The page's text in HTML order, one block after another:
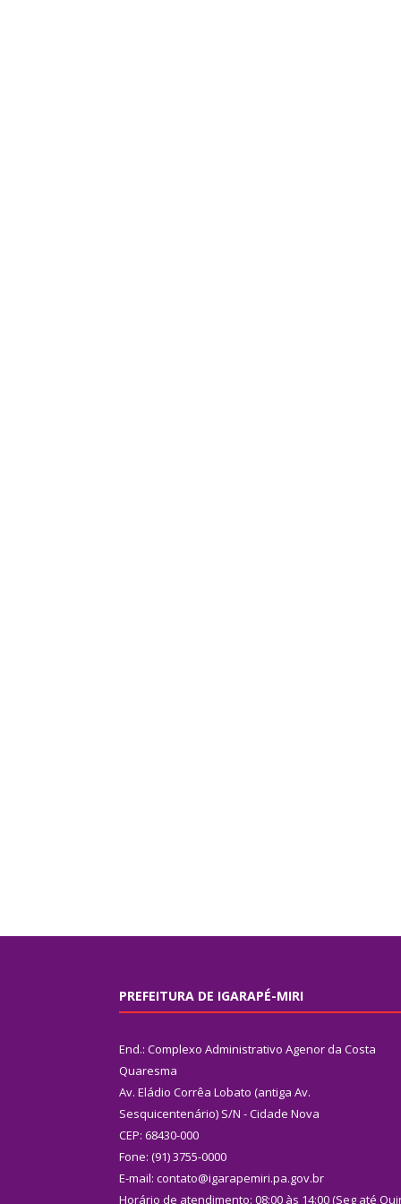
PREFEITURA DE IGARAPÉ-MIRI
End.: Complexo Administrativo Agenor da Costa
Quaresma
Av. Eládio Corrêa Lobato (antiga Av.
Sesquicentenário) S/N - Cidade Nova
CEP: 68430-000
Fone: (91) 3755-0000
E-mail: contato@igarapemiri.pa.gov.br
Horário de atendimento: 08:00 às 14:00 (Seg até